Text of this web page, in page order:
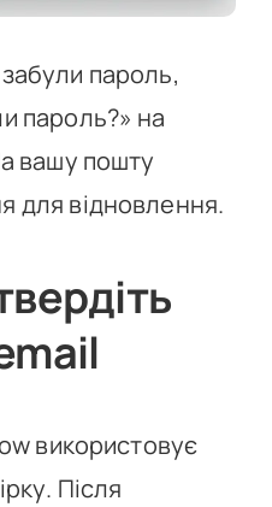
пароль,
пароль?» на
вашу пошту
для відновлення.
використовує
Після